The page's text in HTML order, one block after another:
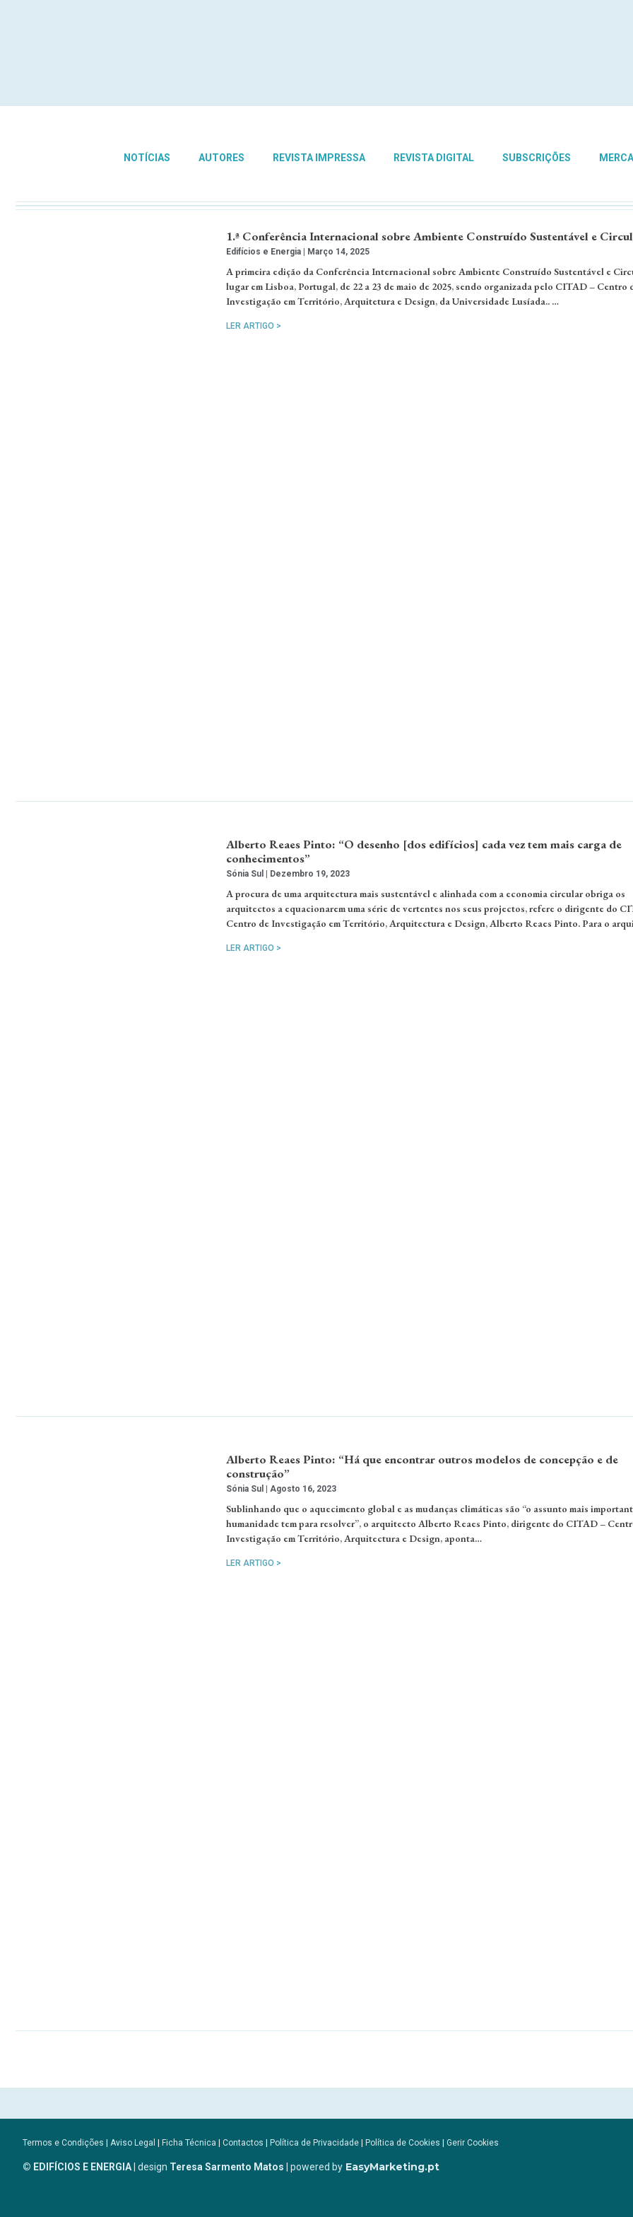
NOTÍCIAS AUTORES REVISTA IMPRESSA REVISTA DIGITAL SUBSCRIÇÕES
1.ª Conferência Internacional sobre Ambiente Construído Sustentável e
Edifícios e Energia Março 14, 2025
A primeira edição da Conferência Internacional sobre Ambiente Construído Sustentável e
lugar em Lisboa, Portugal, de 22 a 23 de maio de 2025, sendo organizada pelo CITAD – Centro
Investigação em Território, Arquitetura e Design, da Universidade Lusíada.. …
LER ARTIGO >
Alberto Reaes Pinto: “O desenho [dos edifícios] cada vez tem mais carga de
conhecimentos”
Sónia Sul Dezembro 19, 2023
A procura de uma arquitectura mais sustentável e alinhada com a economia circular obriga os
arquitectos a equacionarem uma série de vertentes nos seus projectos, refere o dirigente do
Centro de Investigação em Território, Arquitectura e Design, Alberto Reaes Pinto. Para o
LER ARTIGO >
Alberto Reaes Pinto: “Há que encontrar outros modelos de concepção e de
construção”
Sónia Sul Agosto 16, 2023
Sublinhando que o aquecimento global e as mudanças climáticas são “o assunto mais
humanidade tem para resolver”, o arquitecto Alberto Reaes Pinto, dirigente do CITAD –
Investigação em Território, Arquitectura e Design, aponta…
LER ARTIGO >
Termos e Condições Aviso Legal Ficha Técnica Contactos Política de Privacidade Política de Cookies Gerir Cookies
© EDIFÍCIOS E ENERGIA | design Teresa Sarmento Matos | powered by EasyMarketing.pt